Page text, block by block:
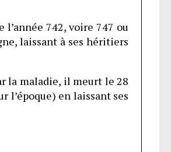
742, voire 747 ou
laissant à ses héritiers
la maladie, il meurt le 28
l’époque) en laissant ses